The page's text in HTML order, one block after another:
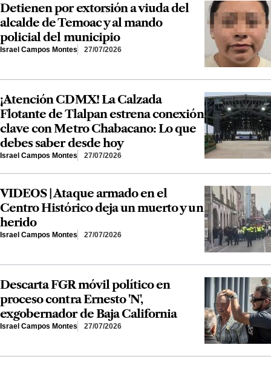
Detienen por extorsión a viuda del
alcalde de Temoac y al mando
policial del municipio
Israel Campos Montes 27/07/2026
¡Atención CDMX! La Calzada
Flotante de Tlalpan estrena conexión
clave con Metro Chabacano: Lo que
debes saber desde hoy
Israel Campos Montes 27/07/2026
VIDEOS | Ataque armado en el
Centro Histórico deja un muerto y un
herido
Israel Campos Montes 27/07/2026
Descarta FGR móvil político en
proceso contra Ernesto 'N',
exgobernador de Baja California
Israel Campos Montes 27/07/2026